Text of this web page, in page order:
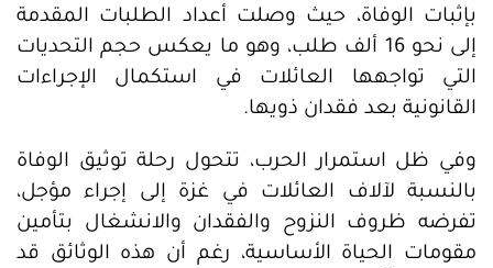
بإثبات الوفاة، حيث وصلت أعداد الطلبات المقدمة
إلى نحو 16 ألف طلب، وهو ما يعكس حجم التحديات
التي تواجهها العائلات في استكمال الإجراءات
القانونية بعد فقدان ذويها.
وفي ظل استمرار الحرب، تتحول رحلة توثيق الوفاة
بالنسبة لآلاف العائلات في غزة إلى إجراء مؤجل،
تفرضه ظروف النزوح والفقدان والانشغال بتأمين
مقومات الحياة الأساسية، رغم أن هذه الوثائق قد